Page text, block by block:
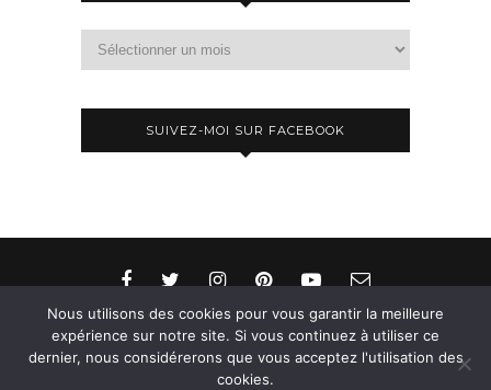
SUIVEZ-MOI SUR FACEBOOK
© 2015-2026 - Aylee. All Rights Reserved. Designed
Nous utilisons des cookies pour vous garantir la meilleure
expérience sur notre site. Si vous continuez à utiliser ce
dernier, nous considérerons que vous acceptez l'utilisation des
cookies.